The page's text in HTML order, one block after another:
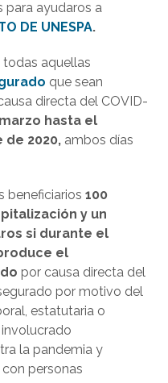
para ayudaros a
DE UNESPA.
todas aquellas
que sean
directa del COVID-
hasta el
2020, ambos días
beneficiarios 100
y un
si durante el
el
por causa directa del
por motivo del
estatutaria o
la pandemia y
personas